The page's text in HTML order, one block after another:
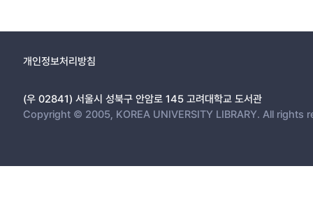
개인정보처리방침
(우 02841) 서울시 성북구 안암로 145 고려대학교 도서관
Copyright © 2005, KOREA UNIVERSITY LIBRARY. All rights